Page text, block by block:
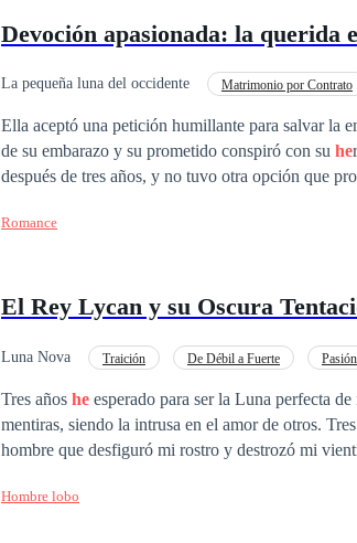
quedó sin palabras. ¡Qué mujer tan irresponsable!
Devoción apasionada: la querida
La pequeña luna del occidente Matrimonio por Contrato
Ella aceptó una petición humillante para salvar la
de su embarazo y su prometido conspiró con su he
después de tres años, y no tuvo otra opción que
ofenderlo", a lo que él respondió: "Demasiado
que estaba a su lado le tomó la mano y dijo:
Romance
El Rey Lycan y su Oscura
Luna Nova Traición De Débil a Fuerte Pasión
Tres años he esperado para ser la Luna perfecta
mentiras, siendo la intrusa en el amor de otros.
hombre que desfiguró mi rostro y destrozó mi
más sanguinario y cruel que dirigía a los hombres
Hombre lobo